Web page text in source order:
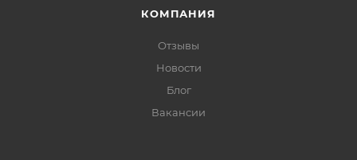
КОМПАНИЯ
Отзывы
Новости
Блог
Вакансии